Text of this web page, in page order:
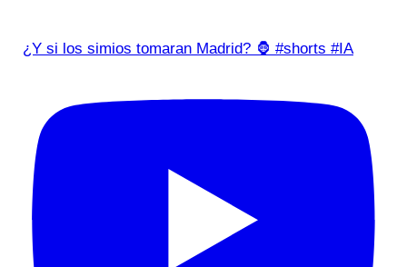
¿Y si los simios tomaran Madrid? 🦍 #shorts #IA